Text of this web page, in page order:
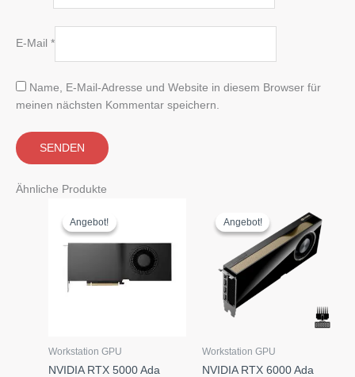
E-Mail *
Name, E-Mail-Adresse und Website in diesem Browser für
meinen nächsten Kommentar speichern.
Ähnliche Produkte
Angebot!
Angebot!
Workstation GPU
NVIDIA RTX 5000 Ada
Angebot!
Angebot!
Workstation GPU
NVIDIA RTX 6000 Ada